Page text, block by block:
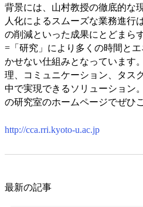
背景には、山村教授の徹底的な
人化によるスムーズな業務進行
の削減といった成果にとどまら
=「研究」により多くの時間と
かせない仕組みとなっています
理、コミュニケーション、タス
中で実現できるソリューション
の研究室のホームページでぜひ
http://cca.rri.kyoto-u.ac.jp
最新の記事